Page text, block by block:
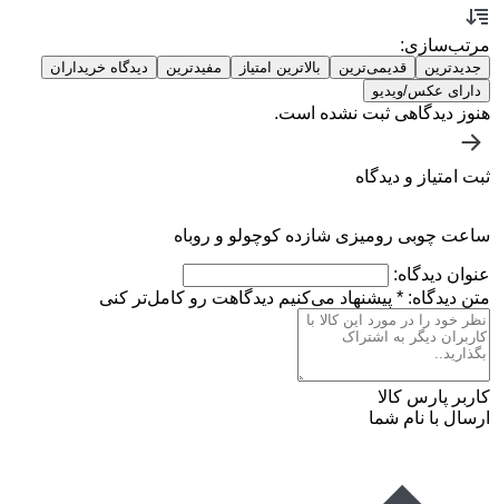
مرتب‌سازی:
جدیدترین قدیمی‌ترین بالاترین امتیاز مفیدترین
دیدگاه خریداران
دارای عکس/ویدیو
هنوز دیدگاهی ثبت نشده است.
ثبت امتیاز و دیدگاه
ساعت چوبی رومیزی شازده کوچولو و روباه
عنوان دیدگاه:
متن دیدگاه: * پیشنهاد می‌کنیم دیدگاهت رو کامل‌تر کنی
کاربر پارس کالا
ارسال با نام شما